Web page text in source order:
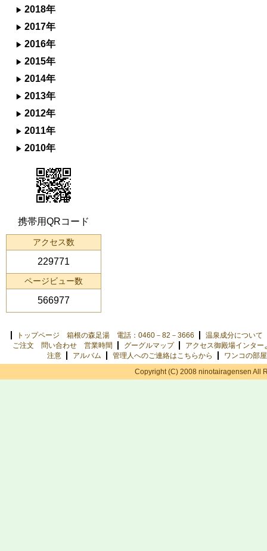
2018年
2017年
2016年
2015年
2014年
2013年
2012年
2011年
2010年
携帯用QRコード
アクセス数
229771
ページビュー数
566977
トップページ 箱根の森足湯 電話：0460－82－3666
温泉成分について
ご注文 問い合わせ 営業時間
グーグルマップ
アクセス御殿場インター
注意
アルバム 管理人へのご連絡はこちらから
ワンコの部屋
Copyright (C) 2008 ninotairagensen All